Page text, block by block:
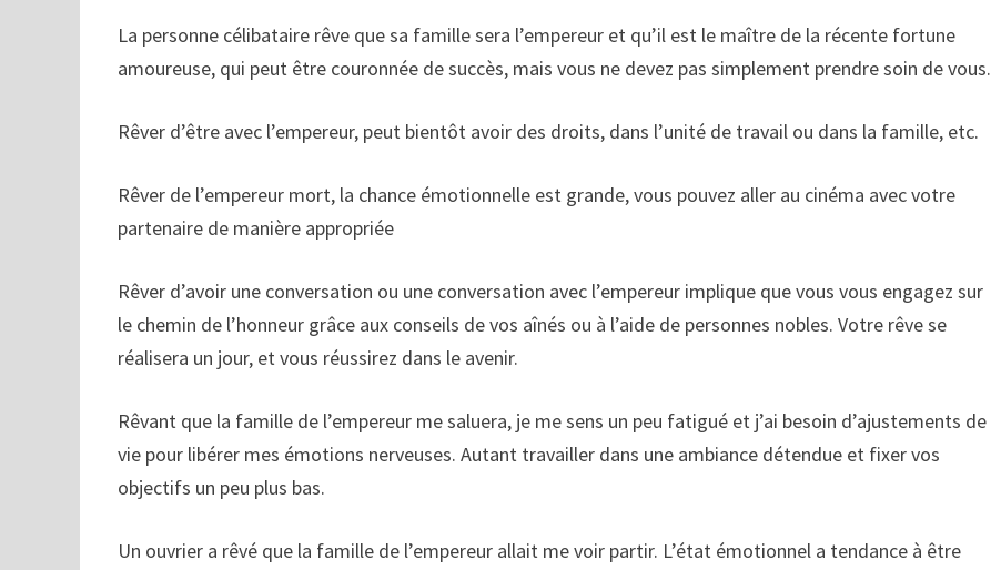
La personne célibataire rêve que sa famille sera l’empereur et qu’il est le maître de la récente fortune
amoureuse, qui peut être couronnée de succès, mais vous ne devez pas simplement prendre soin de vous.
Rêver d’être avec l’empereur, peut bientôt avoir des droits, dans l’unité de travail ou dans la famille, etc.
Rêver de l’empereur mort, la chance émotionnelle est grande, vous pouvez aller au cinéma avec votre
partenaire de manière appropriée
Rêver d’avoir une conversation ou une conversation avec l’empereur implique que vous vous engagez sur
le chemin de l’honneur grâce aux conseils de vos aînés ou à l’aide de personnes nobles. Votre rêve se
réalisera un jour, et vous réussirez dans le avenir.
Rêvant que la famille de l’empereur me saluera, je me sens un peu fatigué et j’ai besoin d’ajustements de
vie pour libérer mes émotions nerveuses. Autant travailler dans une ambiance détendue et fixer vos
objectifs un peu plus bas.
Un ouvrier a rêvé que la famille de l’empereur allait me voir partir. L’état émotionnel a tendance à être